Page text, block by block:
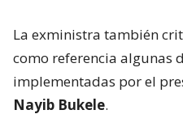
La exministra también
como referencia algunas
implementadas por el
Nayib Bukele.